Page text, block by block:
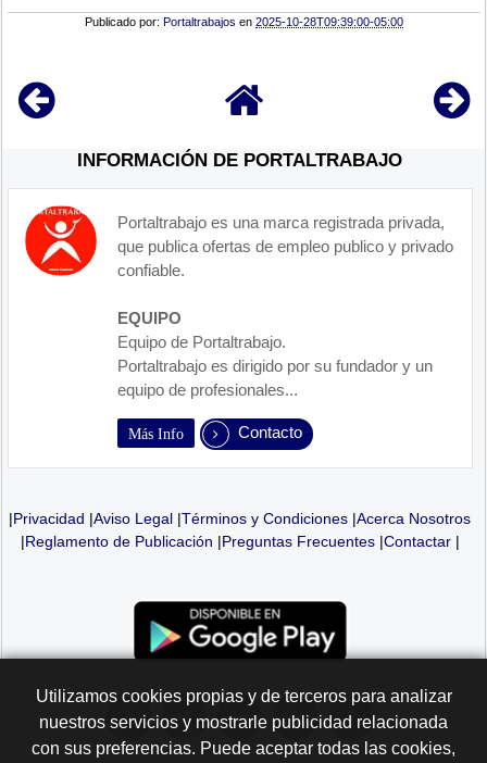
Publicado por:Portaltrabajos en2025-10-28T09:39:00-05:00
INFORMACIÓN DE PORTALTRABAJO
Portaltrabajo es una marca registrada privada,
que publica ofertas de empleo publico y privado
confiable.
EQUIPO
Equipo de Portaltrabajo.
Portaltrabajo es dirigido por su fundador y un
equipo de profesionales...
Más Info Contacto
|Privacidad |Aviso Legal |Términos y Condiciones |Acerca Nosotros
|Reglamento de Publicación |Preguntas Frecuentes|Contactar|
Utilizamos cookies propias y de terceros para analizar
nuestros servicios y mostrarle publicidad relacionada
con sus preferencias. Puede aceptar todas las cookies,